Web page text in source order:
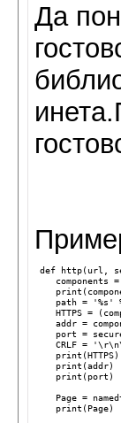
Да
def http(url
components =
print (
path = '%s '
HTTPS = (
addr =
port =
CRLF = '
print (HTTPS)
print (addr)
print (port )
Page =
print (Page)